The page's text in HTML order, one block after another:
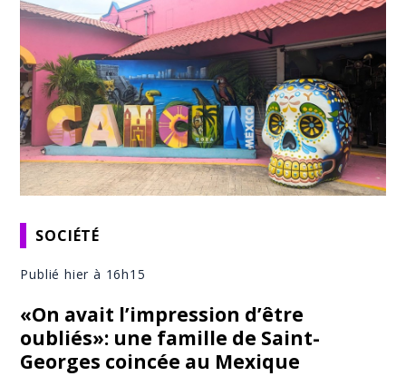
SOCIÉTÉ
Publié hier à 16h15
«On avait l’impression d’être
oubliés»: une famille de Saint-
Georges coincée au Mexique